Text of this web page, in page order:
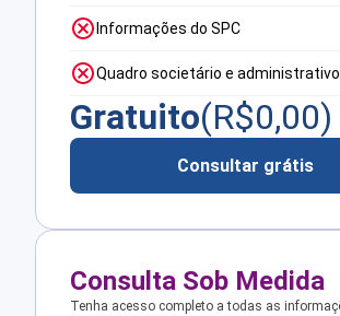
Informações do SPC
Quadro societário e administrativo
Gratuito(R$0,00)
Consultar grátis
Consulta Sob Medida
Tenha acesso completo a todas as